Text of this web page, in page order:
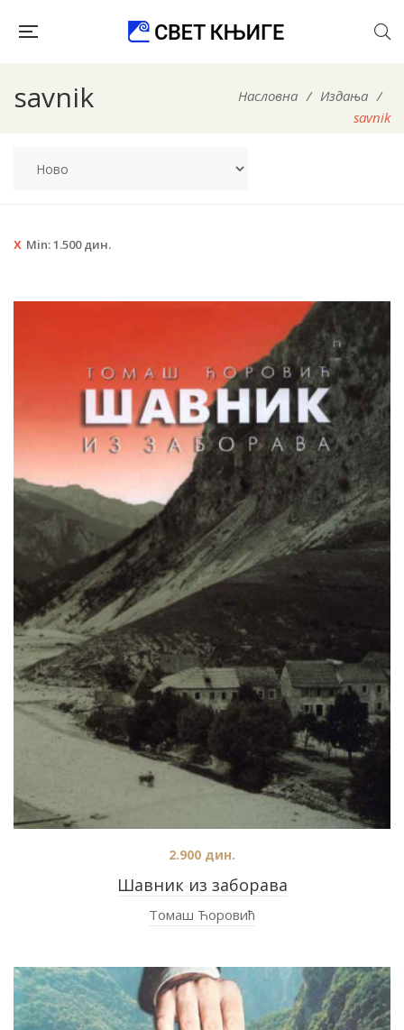
savnik Насловна / Издања /
savnik
Min:1.500дин.
Шавник из заборава
2.900 дин.
Томаш Ћоровић